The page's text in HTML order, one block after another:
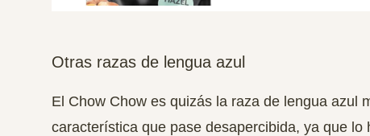
Otras razas de lengua azul
El Chow Chow es quizás la raza de lengua azul
característica que pase desapercibida, ya que